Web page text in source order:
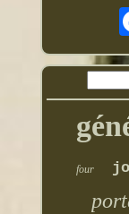
four